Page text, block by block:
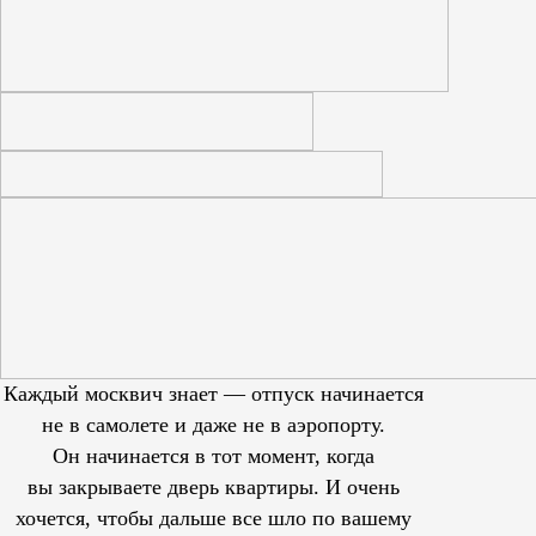
Каждый москвич знает — отпуск начинается
не в самолете и даже не в аэропорту.
Он начинается в тот момент, когда
вы закрываете дверь квартиры. И очень
хочется, чтобы дальше все шло по вашему